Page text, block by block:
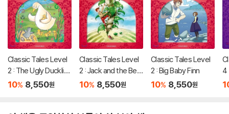
Classic Tales Level
2 : The Ugly Ducklin
g
10% 8,550원
Classic Tales Level
2 : Jack and the Bea
nstalk
10% 8,550원
Classic Tales Level
2 : Big Baby Finn
10% 8,550원
4